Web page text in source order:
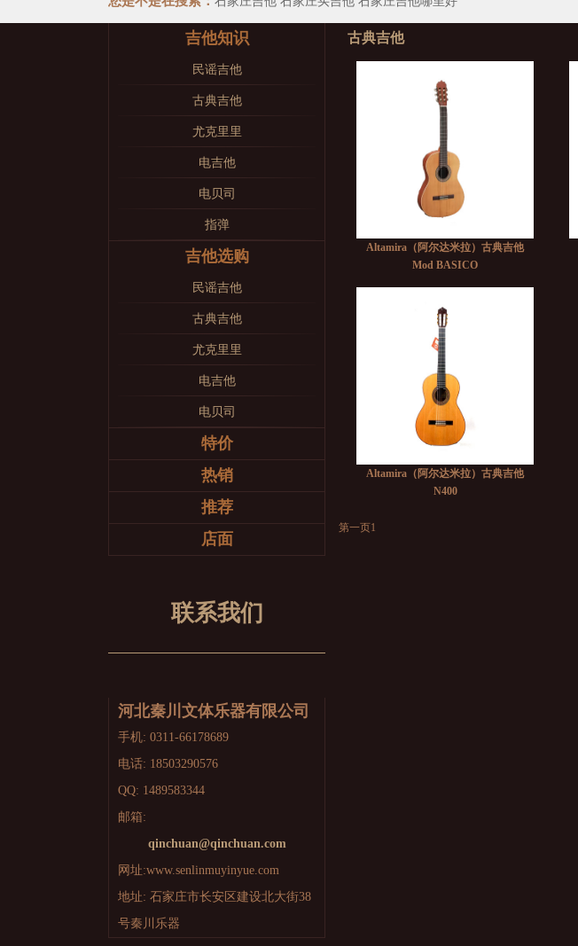
吉他知识
民谣吉他
古典吉他
尤克里里
电吉他
电贝司
指弹
吉他选购
民谣吉他
古典吉他
尤克里里
电吉他
电贝司
特价
热销
推荐
店面
联系我们
河北秦川文体乐器有限公司
手机: 0311-66178689
电话: 18503290576
QQ: 1489583344
邮箱:
qinchuan@qinchuan.com
网址:www.senlinmuyinyue.com
地址: 石家庄市长安区建设北大街38
号秦川乐器
古典吉他
Altamira（阿尔达米拉）古典吉他
Mod BASICO
Altamira（阿尔达米拉）古典吉他
N400
第一页1